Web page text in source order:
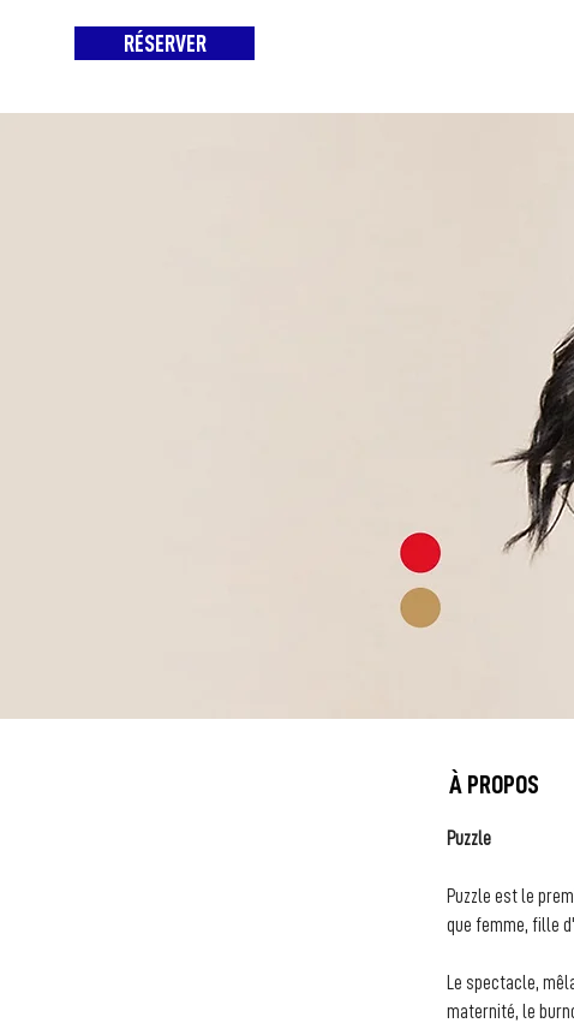
RÉSERVER
À PROPOS
Puzzle
Puzzle est le
que femme, fille
Le spectacle,
maternité, le